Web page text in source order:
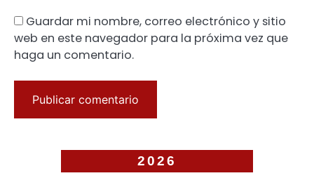
Guardar mi nombre, correo electrónico y sitio
web en este navegador para la próxima vez que
haga un comentario.
2026